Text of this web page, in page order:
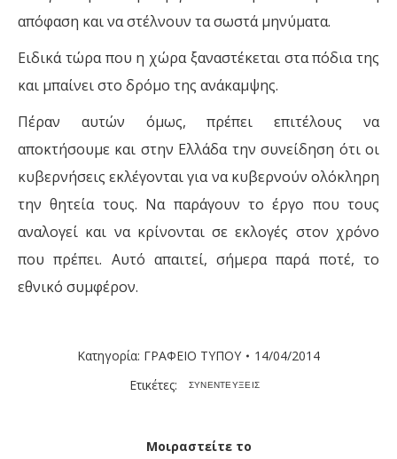
απόφαση και να στέλνουν τα σωστά μηνύματα.
Ειδικά τώρα που η χώρα ξαναστέκεται στα πόδια της
και μπαίνει στο δρόμο της ανάκαμψης.
Πέραν αυτών όμως, πρέπει επιτέλους να
αποκτήσουμε και στην Ελλάδα την συνείδηση ότι οι
κυβερνήσεις εκλέγονται για να κυβερνούν ολόκληρη
την θητεία τους. Να παράγουν το έργο που τους
αναλογεί και να κρίνονται σε εκλογές στον χρόνο
που πρέπει. Αυτό απαιτεί, σήμερα παρά ποτέ, το
εθνικό συμφέρον.
Κατηγορία: ΓΡΑΦΕΙΟ ΤΥΠΟΥ
14/04/2014
Ετικέτες:
ΣΥΝΕΝΤΕΥΞΕΙΣ
Μοιραστείτε το